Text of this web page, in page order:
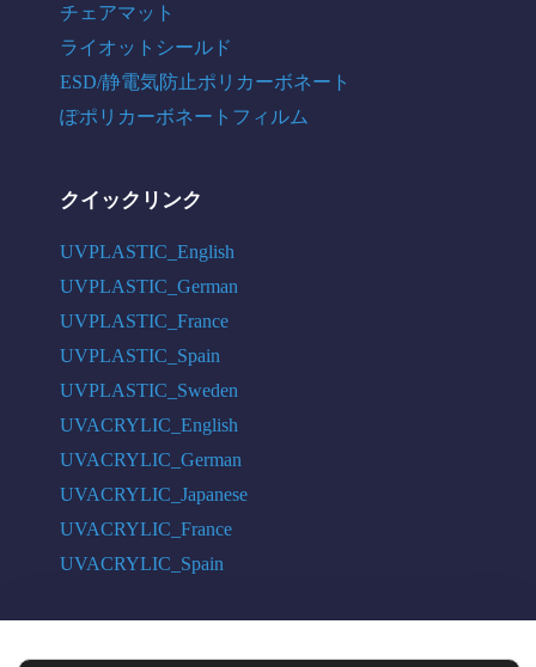
チェアマット
ライオットシールド
ESD/静電気防止ポリカーボネート
ぽポリカーボネートフィルム
クイックリンク
UVPLASTIC_English
UVPLASTIC_German
UVPLASTIC_France
UVPLASTIC_Spain
UVPLASTIC_Sweden
UVACRYLIC_English
UVACRYLIC_German
UVACRYLIC_Japanese
UVACRYLIC_France
UVACRYLIC_Spain